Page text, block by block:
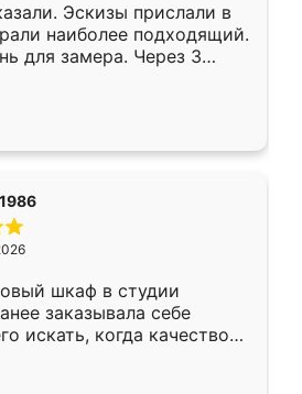
Эскизы прислали в
наиболее подходящий.
для замера. Через 3
уже готова. Остались
Спасибо Ренессанс
работу!
шкаф в студии
заказывала себе
искать, когда качеством
Служит кухня уже почти
нет.